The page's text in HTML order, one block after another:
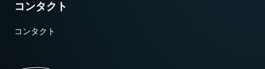
コンタクト
コンタクト